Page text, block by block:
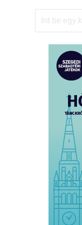
Keresés